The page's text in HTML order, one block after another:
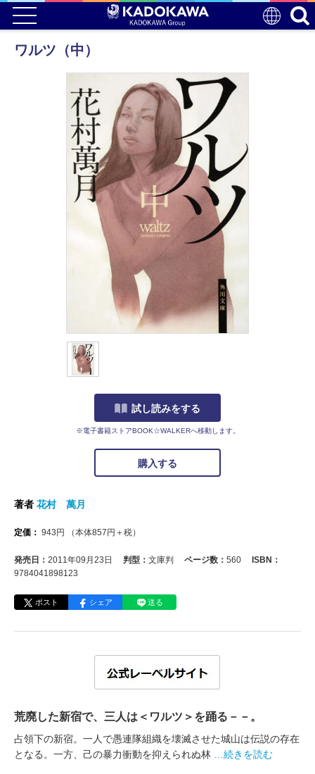
ワルツ（中）
試し読みをする
※電子書籍ストアBOOK☆WALKERへ移動します。
購入する
著者 花村 萬月
定価： 943 円 （本体857 円＋税）
発売日： 2011年09月23日 判型： 文庫判 ページ数： 560
ISBN：
9784041898123
ポスト シェア 送る
荒廃した新宿で、三人は＜ワルツ＞を踊る－－。
占領下の新宿。一人で愚連隊組織を壊滅させた城山は伝説の存在
となる。一方、己の暴力衝動を抑えられぬ林
…続きを読む